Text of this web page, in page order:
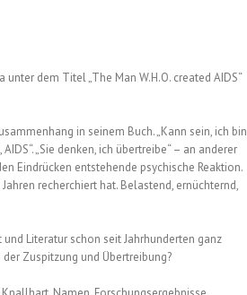
dem Titel „The Man W.H.O. created AIDS“
in seinem Buch. „Kann sein, ich bin
„Sie denken, ich übertreibe“ – an anderer
Eindrücken entstehende psychische Reaktion.
recherchiert hat. Belastend, ernüchternd,
Literatur schon seit Jahrhunderten ganz
Zuspitzung und Übertreibung?